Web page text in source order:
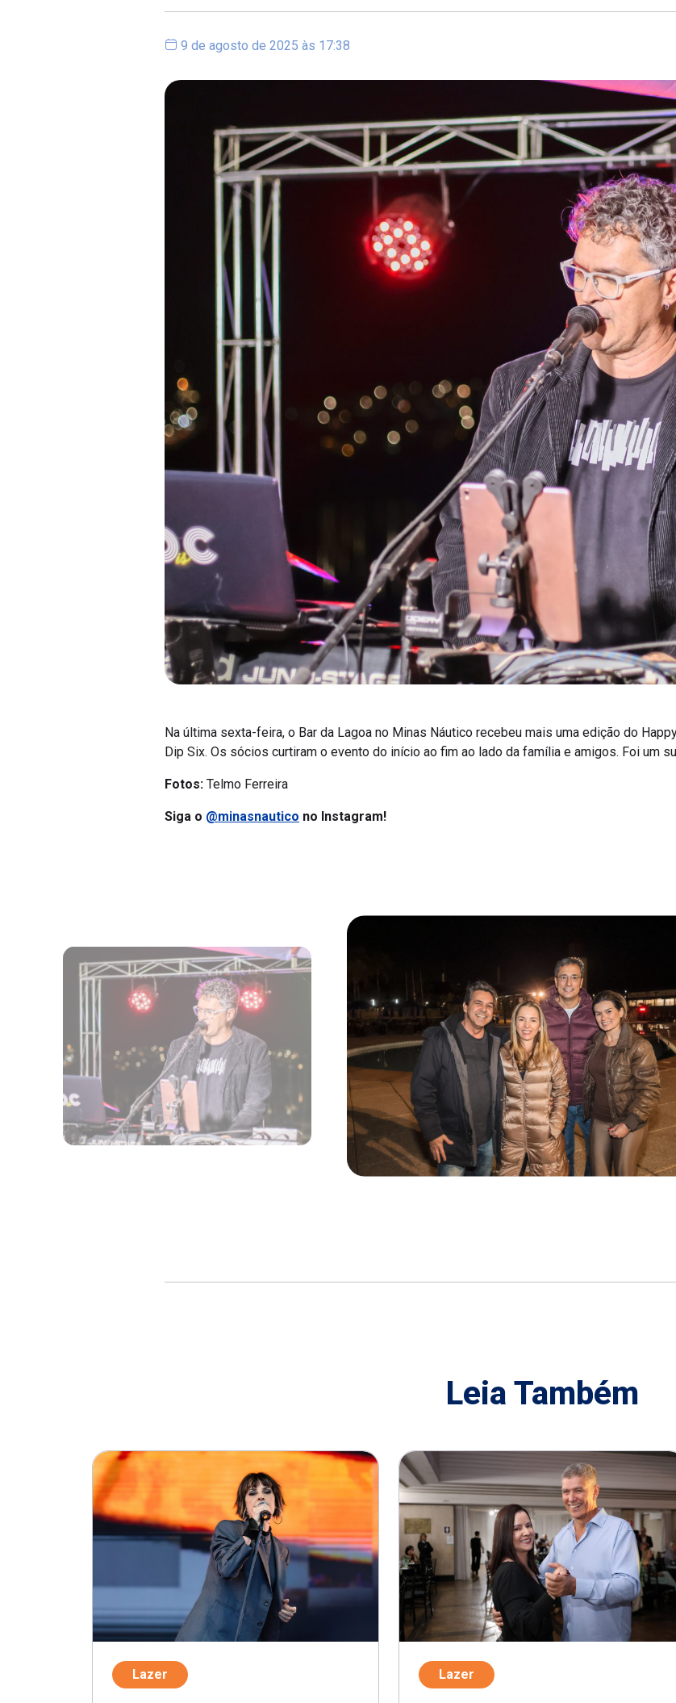
9 de agosto de 2025 às 17:38
Na última sexta-feira, o Bar da Lagoa no Minas Náutico recebeu mais uma edição do
Dip Six. Os sócios curtiram o evento do início ao fim ao lado da família e amigos. Foi um
Fotos: Telmo Ferreira
Siga o @minasnautico no Instagram!
Leia Também
Lazer Lazer